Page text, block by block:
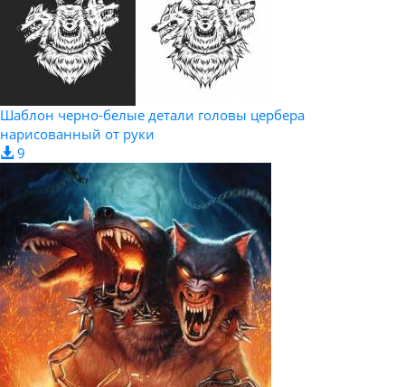
Шаблон черно-белые детали головы цербера
нарисованный от руки
9